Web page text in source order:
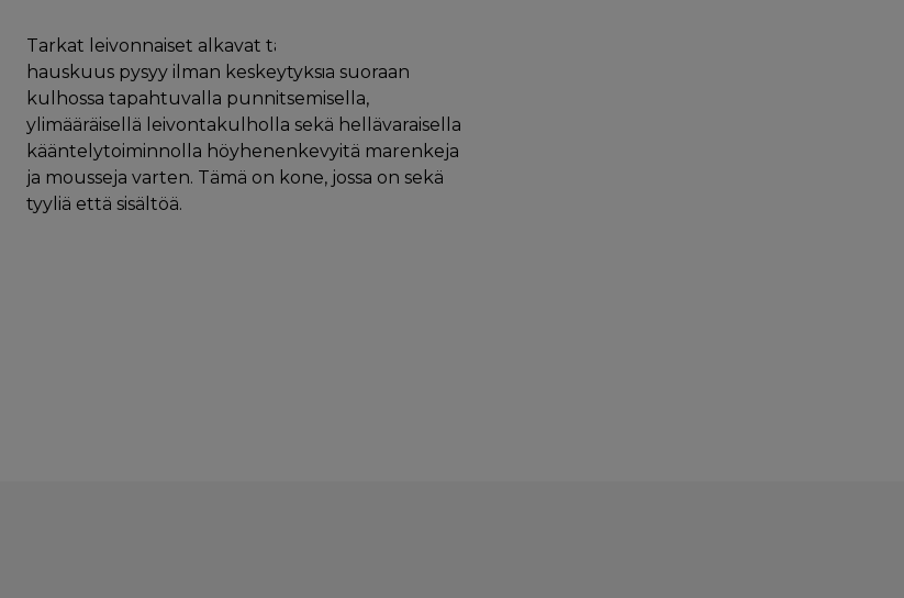
Tarkat leivonnaiset alkavat tästä. Leipomisen
hauskuus pysyy ilman keskeytyksiä suoraan
kulhossa tapahtuvalla punnitsemisella,
ylimääräisellä leivontakulholla sekä hellävaraisella
kääntelytoiminnolla höyhenenkevyitä marenkeja
ja mousseja varten. Tämä on kone, jossa on sekä
tyyliä että sisältöä.